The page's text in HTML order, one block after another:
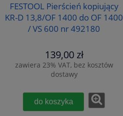
FESTOOL Pierścień kopiujący
KR-D 13,8/OF 1400 do OF 1400
/ VS 600 nr 492180
139,00 zł
zawiera 23% VAT, bez kosztów
dostawy
do koszyka